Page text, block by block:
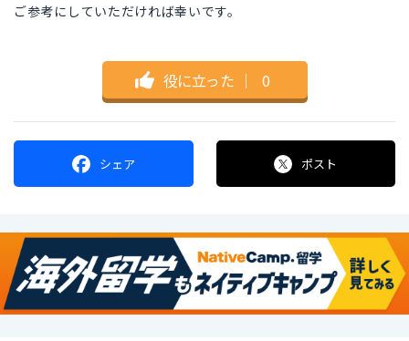
ご参考にしていただければ幸いです。
役に立った ｜ 0
シェア ポスト